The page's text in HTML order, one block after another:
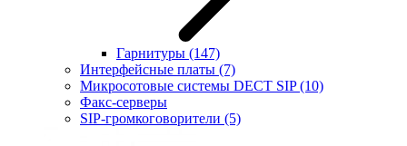
Гарнитуры (147)
Интерфейсные платы (7)
Микросотовые системы DECT SIP(10)
Факс-серверы
SIP-громкоговорители (5)